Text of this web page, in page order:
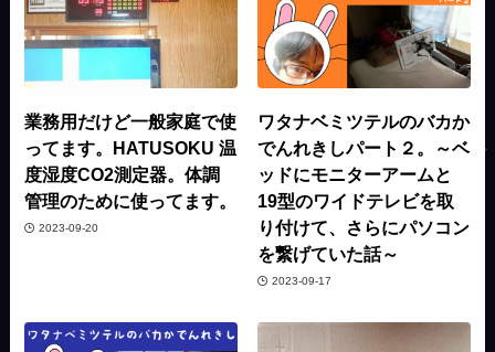
業務用だけど一般家庭で使
ってます。HATUSOKU 温
度湿度CO2測定器。体調
管理のために使ってます。
2023-09-20
ワタナベミツテルのバカか
でんれきしパート２。～ベ
ッドにモニターアームと
19型のワイドテレビを取
り付けて、さらにパソコン
を繋げていた話～
2023-09-17